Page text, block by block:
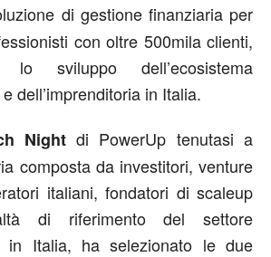
di gestione finanziaria per
con oltre 500mila clienti,
sviluppo dell’ecosistema
dell’imprenditoria in Italia.
Nightdi PowerUp tenutasi a
composta da investitori, venture
italiani, fondatori di scaleup
di riferimento del settore
in Italia, ha selezionato le due